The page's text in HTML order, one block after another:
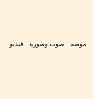
موضة صوت وصورة فيديو